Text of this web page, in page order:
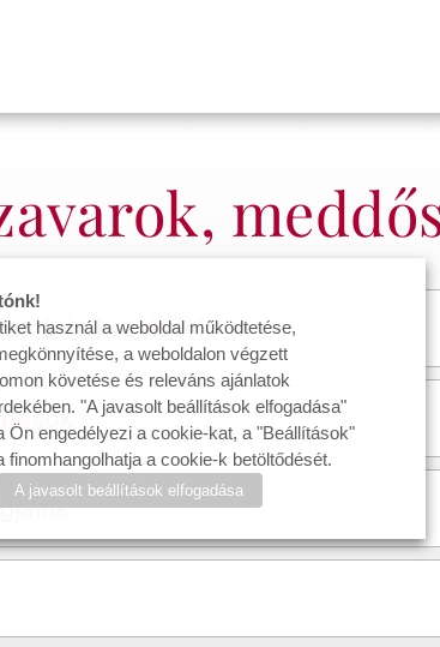
és kezelések
használ a weboldal működtetése,
a weboldalon végzett
követése és releváns ajánlatok
"A javasolt beállítások elfogadása"
Ön engedélyezi a cookie-kat, a "Beállítások"
finomhangolhatja a cookie-k betöltődését.
A javasolt beállítások elfogadása